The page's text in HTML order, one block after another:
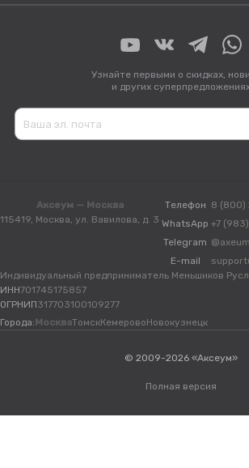
Узнайте первыми о скидках,
и других
Аксеум — Москва
115419, Москва, ул. Вавилова, д. 3
Телефон 8 (800)
WhatsApp +7
Telegram @axeum
E-mail
Индивидуальный предприниматель Меньшиков
ИНН701745175857
ОГРНИП317703100109277
Города: МоскваТомскКемеровоНовокузнецк
© 2009-2026 «Аксеум»
Полная версия